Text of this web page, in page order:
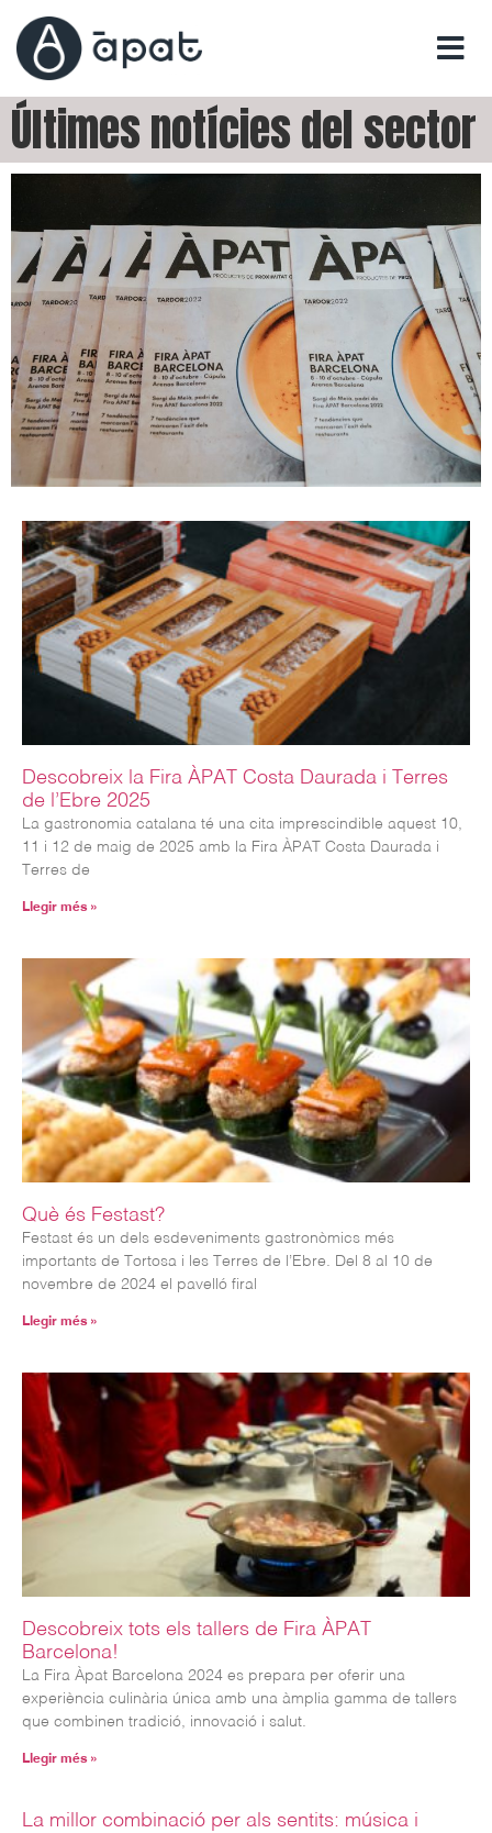
Últimes notícies del sector
Descobreix la Fira ÀPAT Costa Daurada i Terres
de l’Ebre 2025
La gastronomia catalana té una cita imprescindible aquest 10,
11 i 12 de maig de 2025 amb la Fira ÀPAT Costa Daurada i
Terres de
Llegir més »
Què és Festast?
Festast és un dels esdeveniments gastronòmics més
importants de Tortosa i les Terres de l’Ebre. Del 8 al 10 de
novembre de 2024 el pavelló firal
Llegir més »
Descobreix tots els tallers de Fira ÀPAT
Barcelona!
La Fira Àpat Barcelona 2024 es prepara per oferir una
experiència culinària única amb una àmplia gamma de tallers
que combinen tradició, innovació i salut.
Llegir més »
La millor combinació per als sentits: música i